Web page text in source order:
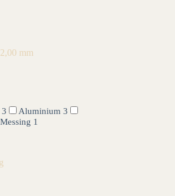
mm
3 Aluminium 3
Messing 1